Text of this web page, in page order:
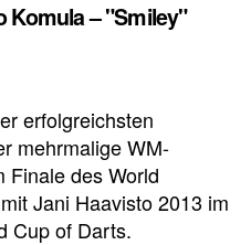
Komula – "Smiley"
erfolgreichsten
mehrmalige WM-
Finale des World
Jani Haavisto 2013 im
Cup of Darts.